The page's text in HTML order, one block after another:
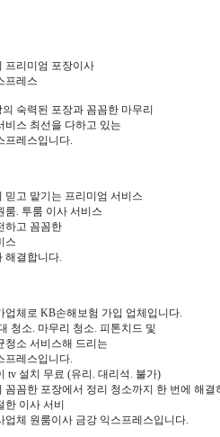
프리미엄 포장이사
프레스
숙력된 포장과 꼼꼼한 마무리
비스 최선을 다하고 있는
프레스입니다.
믿고 맡기는 프리미엄 서비스
룸. 투룸 이사 서비스
하고 꼼꼼한
스
해결합니다.
업체로 KB손해보험 가입 업체입니다.
청소. 마무리 청소. 피톤치드 및
청소 서비스해 드리는
프레스입니다.
tv 설치 무료 (유리. 대리석. 불가)
꼼꼼한 포장에서 정리 청소까지 한 번에 해결
이사 서비
업체 원룸이사 금강 익스프레스입니다.